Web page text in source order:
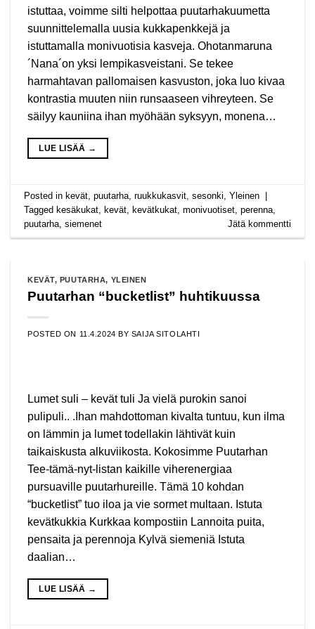
istuttaa, voimme silti helpottaa puutarhakuumetta
suunnittelemalla uusia kukkapenkkejä ja
istuttamalla monivuotisia kasveja. Ohotanmaruna
´Nana´on yksi lempikasveistani. Se tekee
harmahtavan pallomaisen kasvuston, joka luo kivaa
kontrastia muuten niin runsaaseen vihreyteen. Se
säilyy kauniina ihan myöhään syksyyn, monena…
LUE LISÄÄ →
Posted in kevät,puutarha,ruukkukasvit,sesonki,Yleinen
Tagged kesäkukat, kevät, kevätkukat,monivuotiset,perenna,
puutarha,siemenet Jätä kommentti
KEVÄT, PUUTARHA, YLEINEN
Puutarhan “bucketlist” huhtikuussa
POSTED ON 11.4.2024 BY SAIJA SITOLAHTI
Lumet suli – kevät tuli Ja vielä purokin sanoi
pulipuli.. .Ihan mahdottoman kivalta tuntuu, kun ilma
on lämmin ja lumet todellakin lähtivät kuin
taikaiskusta alkuviikosta. Kokosimme Puutarhan
Tee-tämä-nyt-listan kaikille viherenergiaa
pursuaville puutarhureille. Tämä 10 kohdan
“bucketlist” tuo iloa ja vie sormet multaan. Istuta
kevätkukkia Kurkkaa kompostiin Lannoita puita,
pensaita ja perennoja Kylvä siemeniä Istuta
daalian…
LUE LISÄÄ →